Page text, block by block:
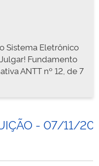
Sistema Eletrônico
Fundamento
ANTT nº 12, de 7
- 07/11/